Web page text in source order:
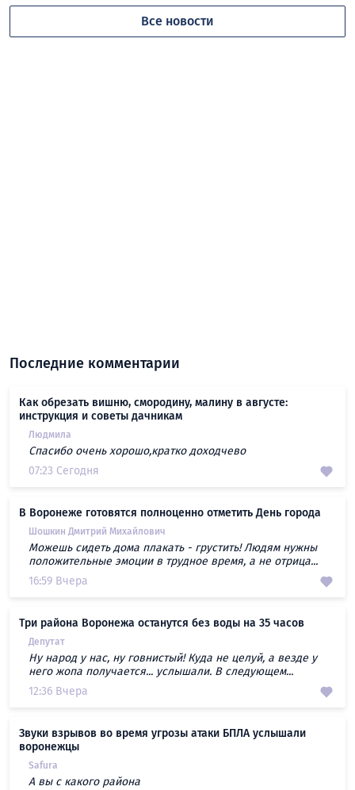
Все новости
Последние комментарии
Как обрезать вишню, смородину, малину в августе:
инструкция и советы дачникам
Людмила
Спасибо очень хорошо,кратко доходчево
07:23 Сегодня
В Воронеже готовятся полноценно отметить День города
Шошкин Дмитрий Михайлович
Можешь сидеть дома плакать - грустить! Людям нужны
положительные эмоции в трудное время, а не отрица...
16:59 Вчера
Три района Воронежа останутся без воды на 35 часов
Депутат
Ну народ у нас, ну говнистый! Куда не целуй, а везде у
него жопа получается... услышали. В следующем...
12:36 Вчера
Звуки взрывов во время угрозы атаки БПЛА услышали
воронежцы
Safura
А вы с какого района